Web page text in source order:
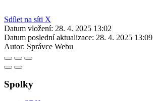
Sdílet na síti X
Datum vložení: 28. 4. 2025 13:02
Datum poslední aktualizace: 28. 4. 2025 13:09
Autor: Správce Webu
Spolky